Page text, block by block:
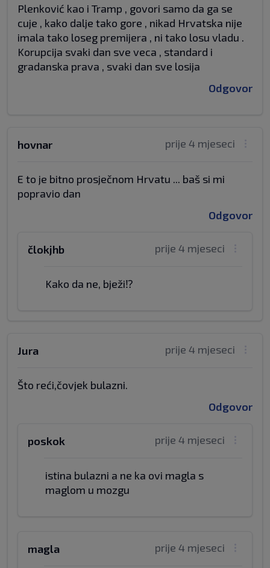
Plenković kao i Tramp , govori samo da ga se
cuje , kako dalje tako gore , nikad Hrvatska nije
imala tako loseg premijera , ni tako losu vladu .
Korupcija svaki dan sve veca , standard i
gradanska prava , svaki dan sve losija
Odgovor
prije 4 mjeseci
hovnar
E to je bitno prosječnom Hrvatu ... baš si mi
popravio dan
Odgovor
prije 4 mjeseci
člokjhb
Kako da ne, bježi⁉️
prije 4 mjeseci
Jura
Što reći,čovjek bulazni.
Odgovor
prije 4 mjeseci
poskok
istina bulazni a ne ka ovi magla s
maglom u mozgu
prije 4 mjeseci
magla